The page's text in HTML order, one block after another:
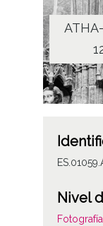
Nivel
Fotografía